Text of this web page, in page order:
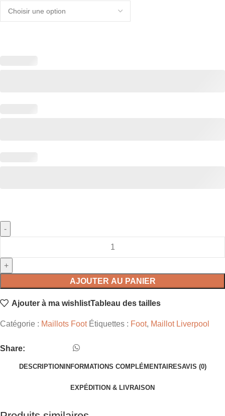
AJOUTER AU PANIER
Ajouter à ma wishlistTableau des tailles
Catégorie : Maillots Foot Étiquettes : Foot, Maillot Liverpool
Share:
DESCRIPTION INFORMATIONS COMPLÉMENTAIRESAVIS (0)
EXPÉDITION & LIVRAISON